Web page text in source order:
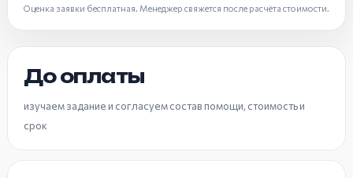
Оценка заявки бесплатная. Менеджер свяжется после расчёта стоимости.
До оплаты
изучаем задание и согласуем состав помощи, стоимость и
срок